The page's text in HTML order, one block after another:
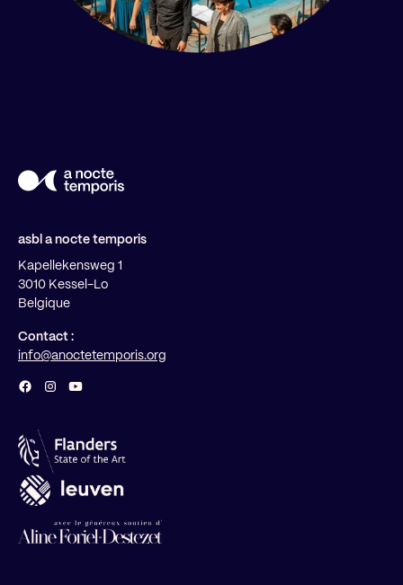
asbl a nocte temporis
Kapellekensweg 1
3010 Kessel-Lo
Belgique
Contact :
info@anoctetemporis.org